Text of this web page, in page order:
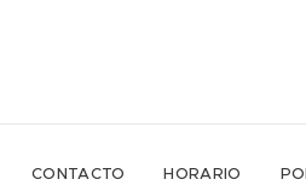
CONTACTO HORARIO